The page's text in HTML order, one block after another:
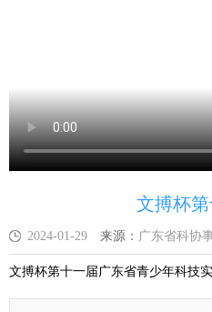
文搏杯
2024-01-29 来源： 广东省科协
文搏杯第十一届广东省青少年科技